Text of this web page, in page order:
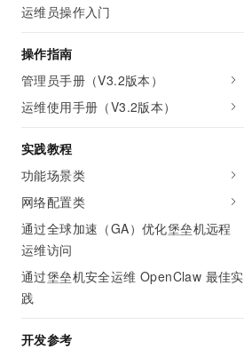
运维员操作入门
操作指南
管理员手册（V3.2版本）
运维使用手册（V3.2版本）
实践教程
功能场景类
网络配置类
通过全球加速（GA）优化堡垒机远程
运维访问
通过堡垒机安全运维 OpenClaw 最佳实
践
开发参考
中间件
数据库
大数据计算
媒体服务
企业服务与云通信
终端用户计算
Serverless
迁移与运维管理
企业出海
政企业务